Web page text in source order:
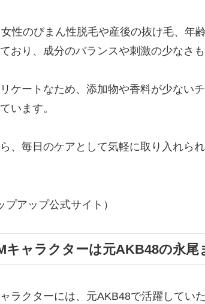
性のびまん性脱毛や産後の抜け毛、年
おり、成分のバランスや刺激の少なさ
ケートなため、添加物や香料が少ない
います。
、毎日のケアとして気軽に取り入れら
プアップ公式サイト）
キャラクターは元AKB48の永尾
ラクターには、元AKB48で活躍してい